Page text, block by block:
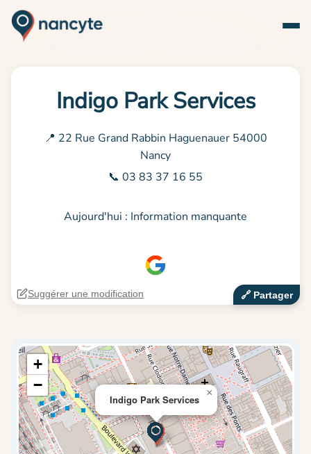
Indigo Park Services
📍 22 Rue Grand Rabbin Haguenauer 54000
Nancy
📞 03 83 37 16 55
Aujourd'hui : Information manquante
🔗‍️ Partager
Suggérer une modification
Indigo Park Services
×
+
−